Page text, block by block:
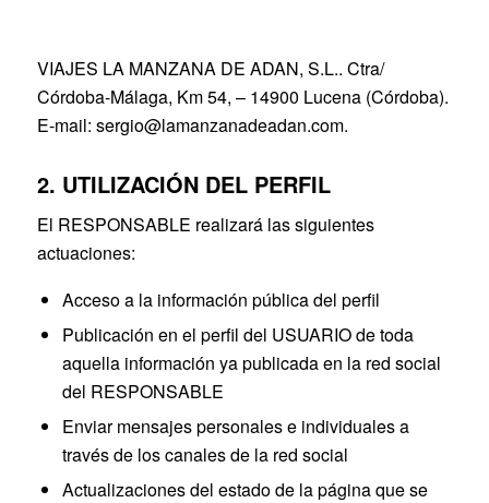
VIAJES LA MANZANA DE ADAN, S.L.. Ctra/
Córdoba-Málaga, Km 54, – 14900 Lucena (Córdoba).
E-mail: sergio@lamanzanadeadan.com.
2. UTILIZACIÓN DEL PERFIL
El RESPONSABLE realizará las siguientes
actuaciones:
Acceso a la información pública del perfil
Publicación en el perfil del USUARIO de toda
aquella información ya publicada en la red social
del RESPONSABLE
Enviar mensajes personales e individuales a
través de los canales de la red social
Actualizaciones del estado de la página que se